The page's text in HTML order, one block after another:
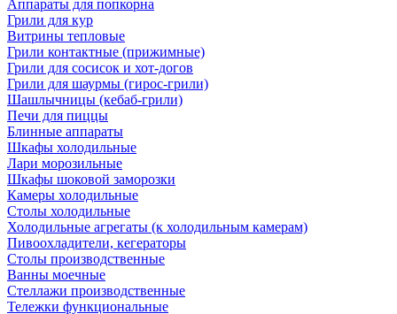
Аппараты для попкорна
Грили для кур
Витрины тепловые
Грили контактные (прижимные)
Грили для сосисок и хот-догов
Грили для шаурмы (гирос-грили)
Шашлычницы (кебаб-грили)
Печи для пиццы
Блинные аппараты
Шкафы холодильные
Лари морозильные
Шкафы шоковой заморозки
Камеры холодильные
Столы холодильные
Холодильные агрегаты (к холодильным камерам)
Пивоохладители, кегераторы
Столы производственные
Ванны моечные
Стеллажи производственные
Тележки функциональные